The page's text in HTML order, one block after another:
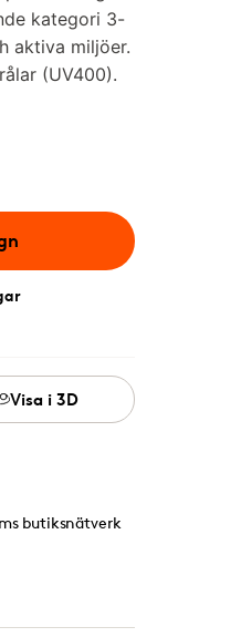
kategori 3-
aktiva miljöer.
(UV400).
Visa i 3D
butiksnätverk